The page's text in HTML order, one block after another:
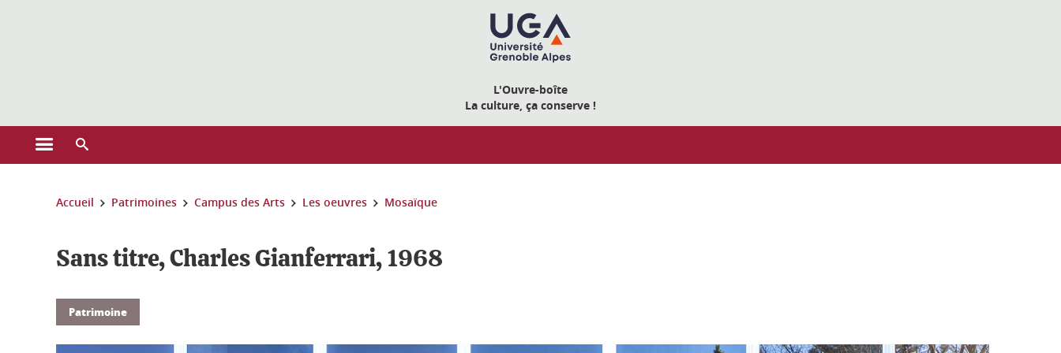
L'Ouvre-boîte
La culture, ça conserve !
Ouvrir le menu principal
Vous êtes ici :
Accueil Patrimoines Campus des Arts Les oeuvres Mosaïque
Sans titre, Charles Gianferrari, 1968
Patrimoine